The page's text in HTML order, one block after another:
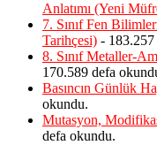
Anlatımı (Yeni
7. Sınıf Fen
Tarihçesi) -
8. Sınıf Metaller-
170.589 defa
Basıncın Günlük
okundu.
Mutasyon,
defa okundu.